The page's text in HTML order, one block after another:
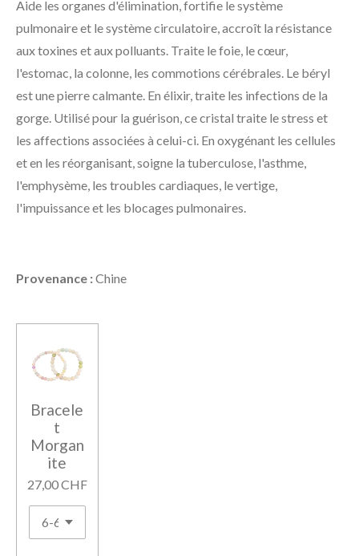
Aide les organes d'élimination, fortifie le système
pulmonaire et le système circulatoire, accroît la résistance
aux toxines et aux polluants. Traite le foie, le cœur,
l'estomac, la colonne, les commotions cérébrales. Le béryl
est une pierre calmante. En élixir, traite les infections de la
gorge. Utilisé pour la guérison, ce cristal traite le stress et
les affections associées à celui-ci. En oxygénant les cellules
et en les réorganisant, soigne la tuberculose, l'asthme,
l'emphysème, les troubles cardiaques, le vertige,
l'impuissance et les blocages pulmonaires.
Provenance :Chine
Bracele
t
Morgan
ite
27,00 CHF